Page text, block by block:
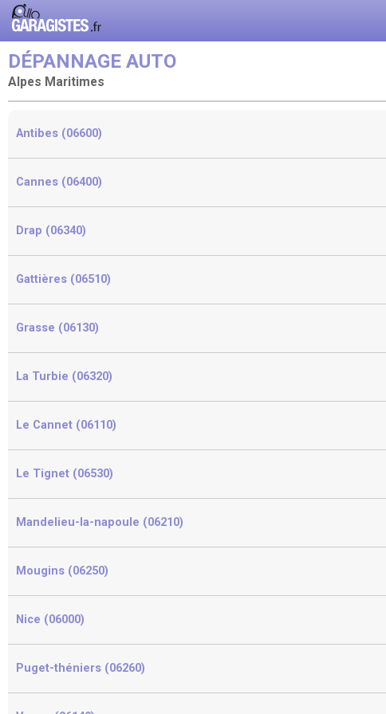
DÉPANNAGE AUTO
Alpes Maritimes
Antibes (06600)
Cannes (06400)
Drap (06340)
Gattières (06510)
Grasse (06130)
La Turbie (06320)
Le Cannet (06110)
Le Tignet (06530)
Mandelieu-la-napoule (06210)
Mougins (06250)
Nice (06000)
Puget-théniers (06260)